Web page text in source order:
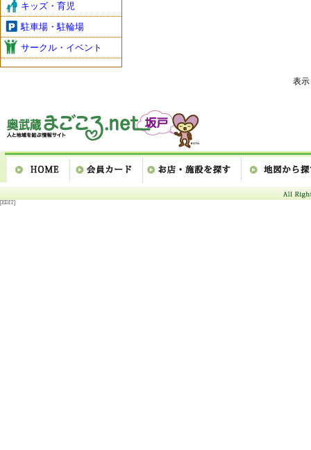
キッズ・育児
駐車場・駐輪場
サークル・イベント
表